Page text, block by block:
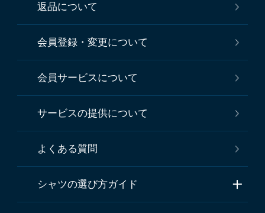
返品について
会員登録・変更について
会員サービスについて
サービスの提供について
よくある質問
シャツの選び方ガイド